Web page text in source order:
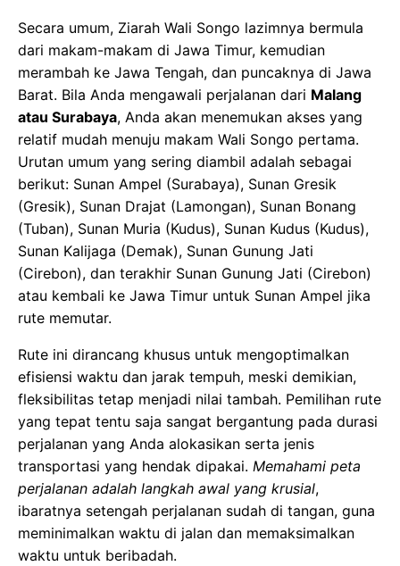
Secara umum, Ziarah Wali Songo lazimnya bermula
dari makam-makam di Jawa Timur, kemudian
merambah ke Jawa Tengah, dan puncaknya di Jawa
Barat. Bila Anda mengawali perjalanan dari Malang
atau Surabaya, Anda akan menemukan akses yang
relatif mudah menuju makam Wali Songo pertama.
Urutan umum yang sering diambil adalah sebagai
berikut: Sunan Ampel (Surabaya), Sunan Gresik
(Gresik), Sunan Drajat (Lamongan), Sunan Bonang
(Tuban), Sunan Muria (Kudus), Sunan Kudus (Kudus),
Sunan Kalijaga (Demak), Sunan Gunung Jati
(Cirebon), dan terakhir Sunan Gunung Jati (Cirebon)
atau kembali ke Jawa Timur untuk Sunan Ampel jika
rute memutar.
Rute ini dirancang khusus untuk mengoptimalkan
efisiensi waktu dan jarak tempuh, meski demikian,
fleksibilitas tetap menjadi nilai tambah. Pemilihan rute
yang tepat tentu saja sangat bergantung pada durasi
perjalanan yang Anda alokasikan serta jenis
transportasi yang hendak dipakai. Memahami peta
perjalanan adalah langkah awal yang krusial,
ibaratnya setengah perjalanan sudah di tangan, guna
meminimalkan waktu di jalan dan memaksimalkan
waktu untuk beribadah.